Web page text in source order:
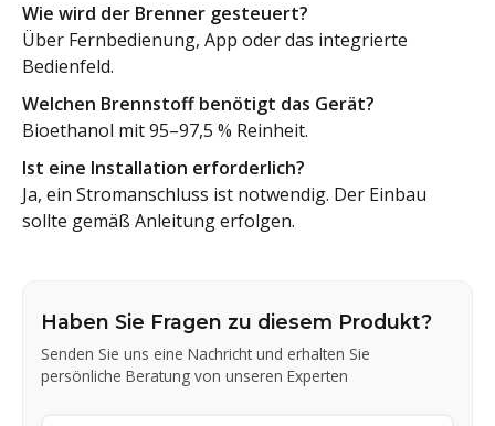
Wie wird der Brenner gesteuert?
Über Fernbedienung, App oder das integrierte
Bedienfeld.
Welchen Brennstoff benötigt das Gerät?
Bioethanol mit 95–97,5 % Reinheit.
Ist eine Installation erforderlich?
Ja, ein Stromanschluss ist notwendig. Der Einbau
sollte gemäß Anleitung erfolgen.
Haben Sie Fragen zu diesem Produkt?
Senden Sie uns eine Nachricht und erhalten Sie
persönliche Beratung von unseren Experten